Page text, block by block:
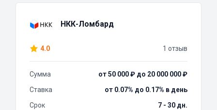
НКК-Ломбард
4.0 1 отзыв
Сумма
от 50 000 ₽ до 20 000 000 ₽
Ставка
от 0.07% до 0.17% в день
Срок
7 - 30 дн.